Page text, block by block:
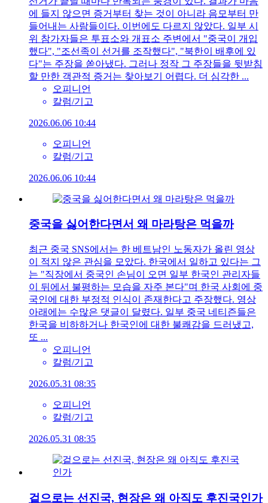
에 들지 않으면 증거부터 찾는 것이 아니라 음모부터 만
들어내는 사람들이다. 이번에도 다르지 않았다. 일부 시
위 참가자들은 투표소와 개표소 주변에서 "중국이 개입
했다", "조선족이 선거를 조작했다", "북한이 배후에 있
다"는 주장을 쏟아냈다. 그러나 정작 그 주장들을 뒷받침
할 만한 객관적 증거는 찾아보기 어렵다. 더 심각한 ...
오피니언
칼럼/기고
2026.06.06 10:44
오피니언
칼럼/기고
2026.06.06 10:44
중국을 싫어한다면서 왜 마라탕은 먹을까
최근 중국 SNS에서는 한 베트남인 노동자가 올린 영상
이 적지 않은 관심을 모았다. 한국에서 일하고 있다는 그
는 "직장에서 중국인 손님이 오면 일부 한국인 관리자들
이 뒤에서 불평하는 모습을 자주 본다"며 한국 사회에 중
국인에 대한 부정적 인식이 존재한다고 주장했다. 영상
아래에는 수많은 댓글이 달렸다. 일부 중국 네티즌들은
한국을 비하하거나 한국인에 대한 불쾌감을 드러냈고,
또 ...
오피니언
칼럼/기고
2026.05.31 08:35
오피니언
칼럼/기고
2026.05.31 08:35
겉으로는 선진국, 현장은 왜 아직도 후진국인가